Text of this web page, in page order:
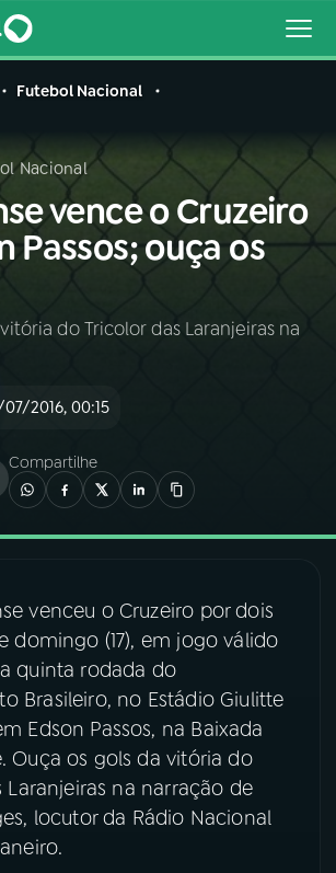
Buscar
AO VIVO
Futebol Nacional
Nacional
vence o Cruzeiro
Passos; ouça os
do Tricolor das Laranjeiras na
2016, 00:15
Compartilhe
venceu o Cruzeiro por dois
domingo (17), em jogo válido
quinta rodada do
Brasileiro, no Estádio Giulitte
Edson Passos, na Baixada
Ouça os gols da vitória do
Laranjeiras na narração de
locutor da Rádio Nacional